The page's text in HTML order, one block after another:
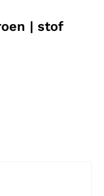
| stof